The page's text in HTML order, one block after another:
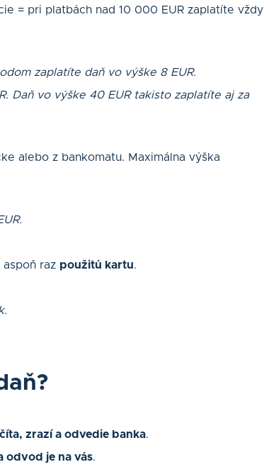
= pri platbách nad 10 000 EUR zaplatíte vždy
zaplatíte daň vo výške 8 EUR.
Daň vo výške 40 EUR takisto zaplatíte aj za
alebo z bankomatu. Maximálna výška
raz použitú kartu.
zrazí a odvedie banka.
odvod je na vás.